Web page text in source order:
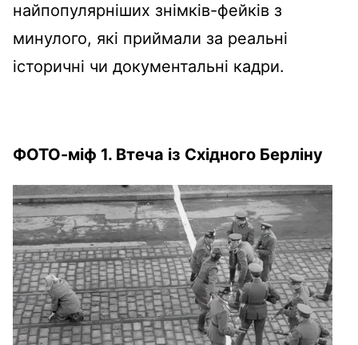
найпопулярніших знімків-фейків з
минулого, які приймали за реальні
історичні чи документальні кадри.
ФОТО-міф 1. Втеча із Східного Берліну